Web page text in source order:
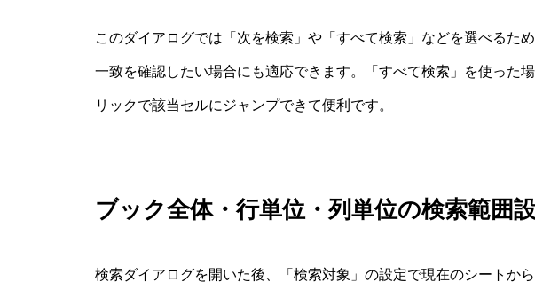
このダイアログでは「次を検索」や「すべて検索」などを選べるた
一致を確認したい場合にも適応できます。「すべて検索」を使った
リックで該当セルにジャンプできて便利です。
ブック全体・行単位・列単位の検索範囲
検索ダイアログを開いた後、「検索対象」の設定で現在のシートか